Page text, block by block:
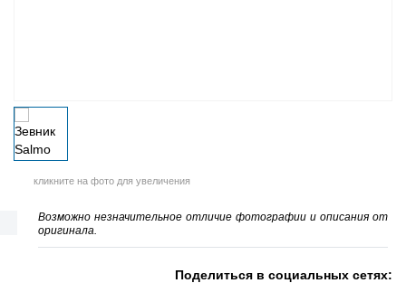
кликните на фото для увеличения
Возможно незначительное отличие фотографии и описания от
оригинала.
Поделиться в социальных сетях: